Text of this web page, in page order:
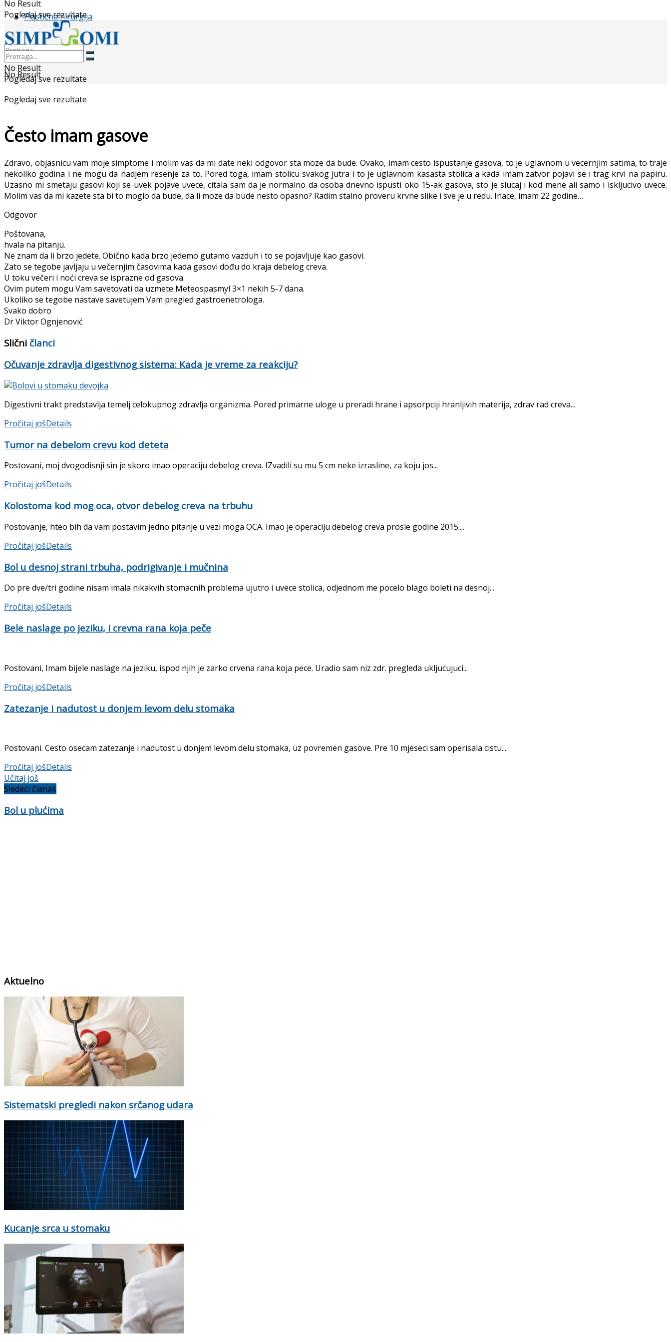
Plastična hirurgija
No Result
Pogledaj sve rezultate
No Result
Pogledaj sve rezultate
No Result
Pogledaj sve rezultate
Često imam gasove
Zdravo, objasnicu vam moje simptome i molim vas da mi date neki odgovor sta moze da bude. Ovako, imam cesto ispustanje gasova, to je uglavnom u vecernjim satima, to traje
nekoliko godina i ne mogu da nadjem resenje za to. Pored toga, imam stolicu svakog jutra i to je uglavnom kasasta stolica a kada imam zatvor pojavi se i trag krvi na papiru.
Uzasno mi smetaju gasovi koji se uvek pojave uvece, citala sam da je normalno da osoba dnevno ispusti oko 15-ak gasova, sto je slucaj i kod mene ali samo i iskljucivo uvece.
Molim vas da mi kazete sta bi to moglo da bude, da li moze da bude nesto opasno? Radim stalno proveru krvne slike i sve je u redu. Inace, imam 22 godine…
Odgovor
Poštovana,
hvala na pitanju.
Ne znam da li brzo jedete. Obično kada brzo jedemo gutamo vazduh i to se pojavljuje kao gasovi.
Zato se tegobe javljaju u večernjim časovima kada gasovi dođu do kraja debelog creva.
U toku večeri i noći creva se isprazne od gasova.
Ovim putem mogu Vam savetovati da uzmete Meteospasmyl 3×1 nekih 5-7 dana.
Ukoliko se tegobe nastave savetujem Vam pregled gastroenetrologa.
Svako dobro
Dr Viktor Ognjenović
Slični članci
Očuvanje zdravlja digestivnog sistema: Kada je vreme za reakciju?
Digestivni trakt predstavlja temelj celokupnog zdravlja organizma. Pored primarne uloge u preradi hrane i apsorpciji hranljivih materija, zdrav rad creva...
Pročitaj jošDetails
Tumor na debelom crevu kod deteta
Postovani, moj dvogodisnji sin je skoro imao operaciju debelog creva. IZvadili su mu 5 cm neke izrasline, za koju jos...
Pročitaj jošDetails
Kolostoma kod mog oca, otvor debelog creva na trbuhu
Postovanje, hteo bih da vam postavim jedno pitanje u vezi moga OCA. Imao je operaciju debelog creva prosle godine 2015....
Pročitaj jošDetails
Bol u desnoj strani trbuha, podrigivanje i mučnina
Do pre dve/tri godine nisam imala nikakvih stomacnih problema ujutro i uvece stolica, odjednom me pocelo blago boleti na desnoj...
Pročitaj jošDetails
Bele naslage po jeziku, i crevna rana koja peče
Postovani, Imam bijele naslage na jeziku, ispod njih je zarko crvena rana koja pece. Uradio sam niz zdr. pregleda ukljucujuci...
Pročitaj jošDetails
Zatezanje i nadutost u donjem levom delu stomaka
Postovani. Cesto osecam zatezanje i nadutost u donjem levom delu stomaka, uz povremen gasove. Pre 10 mjeseci sam operisala cistu...
Pročitaj jošDetails
Učitaj još
Sledeći članak
Bol u plućima
Aktuelno
Sistematski pregledi nakon srčanog udara
Kucanje srca u stomaku